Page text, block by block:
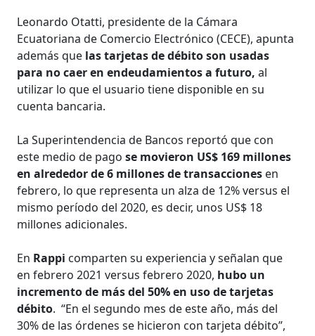
Leonardo Otatti, presidente de la Cámara
Ecuatoriana de Comercio Electrónico (CECE), apunta
además que las tarjetas de débito son usadas
para no caer en endeudamientos a futuro, al
utilizar lo que el usuario tiene disponible en su
cuenta bancaria.
La Superintendencia de Bancos reportó que con
este medio de pagose movieron US$ 169 millones
en alrededor de 6 millones de transacciones en
febrero, lo que representa un alza de 12% versus el
mismo período del 2020, es decir, unos US$ 18
millones adicionales.
En Rappi comparten su experiencia y señalan que
en febrero 2021 versus febrero 2020, hubo un
incremento de más del 50% en uso de tarjetas
débito. “En el segundo mes de este año, más del
30% de las órdenes se hicieron con tarjeta débito”,